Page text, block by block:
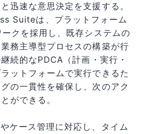
迅速な意思決定を支援する。
Suiteは、プラットフォーム
クを採用し、既存システムの
務主導型プロセスの構築が行
続的なPDCA（計画・実行・
ットフォームで実行できるた
の一貫性を確保し、次のアク
ができる。
ケース管理に対応し、タイム